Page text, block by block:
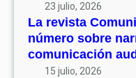
23 julio, 2026
La revista
número sobre
comunicación
15 julio, 2026